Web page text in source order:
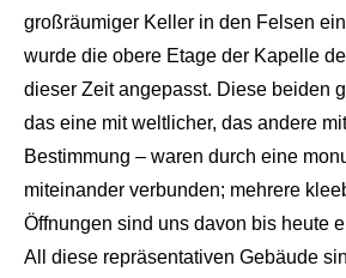
großräumiger Keller in den Felsen
wurde die obere Etage der Kapelle
dieser Zeit angepasst. Diese beiden
das eine mit weltlicher, das andere
Bestimmung – waren durch eine
miteinander verbunden; mehrere
Öffnungen sind uns davon bis heute
All diese repräsentativen Gebäude